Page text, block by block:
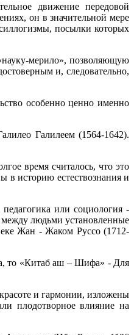
движение передовой
он в значительной мере
посылки которых
мерило», позволяющую
и, следовательно,
особенно ценно именно
Галилеем (1564-1642).
время считалось, что это
в историю естествознания и
или социология -
между людьми установленные
Жан - Жаком Руссо (1712-
то «Китаб аш – Шифа» - Для
и гармонии, изложены
плодотворное влияние на